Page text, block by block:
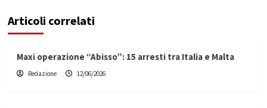
Articoli correlati
Maxi operazione “Abisso”: 15 arresti tra Italia e Malta
Redazione 12/06/2026